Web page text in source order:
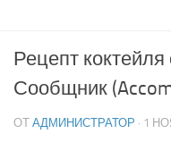
Рецепт
Сообщник
ОТ АДМИНИСТРАТОР · 1